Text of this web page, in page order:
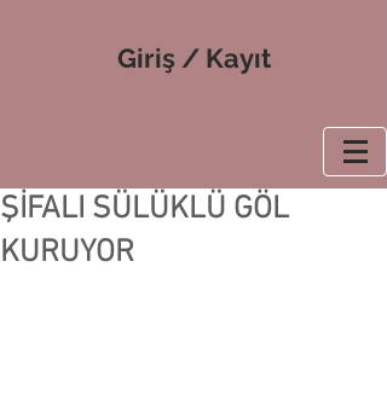
Giriş / Kayıt
ŞİFALI SÜLÜKLÜ GÖL
KURUYOR